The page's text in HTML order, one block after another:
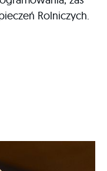
Rolniczych.